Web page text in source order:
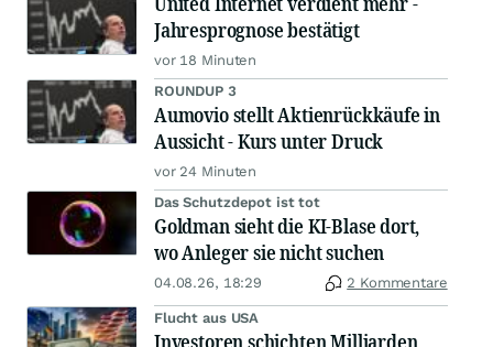
Jahresprognose bestätigt
vor 18 Minuten
ROUNDUP 3
Aumovio stellt Aktienrückkäufe in
Aussicht - Kurs unter Druck
vor 24 Minuten
Das Schutzdepot ist tot
Goldman sieht die KI-Blase dort,
wo Anleger sie nicht suchen
04.08.26, 18:29 2 Kommentare
Flucht aus USA